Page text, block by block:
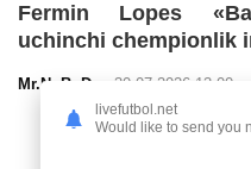
Fermin Lopes
uchinchi chempionlik
Mr.NoBoDy 30.07.2026 13:00
livefutbol.net
Would like to send you